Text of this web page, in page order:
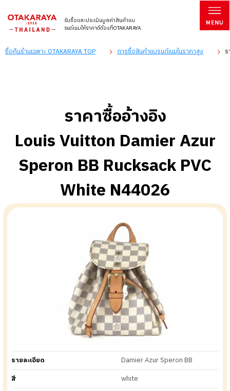
รับซื้อและประเมินมูลค่าสินค้าแบ
รนด์เนมให้ราคาดีต้องที่OTAKARAYA
ซื้อคืนร้านเฉพาะ OTAKARAYA TOP การซื้อสินค้าแบรนด์เนมในราคาสูง
ราคาซื้ออ้างอิง
Louis Vuitton Damier Azur
Speron BB Rucksack PVC
White N44026
รายละเอียด
Damier Azur Speron BB
สี
white